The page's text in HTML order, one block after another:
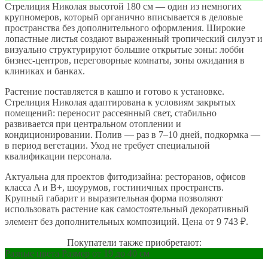
Стрелиция Николая высотой 180 см — один из немногих
крупномеров, который органично вписывается в деловые
пространства без дополнительного оформления. Широкие
лопастные листья создают выраженный тропический силуэт и
визуально структурируют большие открытые зоны: лобби
бизнес-центров, переговорные комнаты, зоны ожидания в
клиниках и банках.
Растение поставляется в кашпо и готово к установке.
Стрелиция Николая адаптирована к условиям закрытых
помещений: переносит рассеянный свет, стабильно
развивается при центральном отоплении и
кондиционировании. Полив — раз в 7–10 дней, подкормка —
в период вегетации. Уход не требует специальной
квалификации персонала.
Актуальна для проектов фитодизайна: ресторанов, офисов
класса A и B+, шоурумов, гостиничных пространств.
Крупный габарит и выразительная форма позволяют
использовать растение как самостоятельный декоративный
элемент без дополнительных композиций. Цена от 9 743 ₽.
Покупатели также приобретают:
Разные цвета Размер от 19 до 40 см